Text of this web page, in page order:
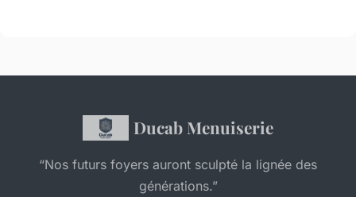
Ducab Menuiserie
“Nos futurs foyers auront sculpté la lignée des
générations.”